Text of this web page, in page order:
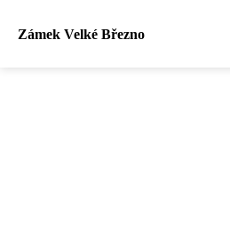
Zámek Velké Březno